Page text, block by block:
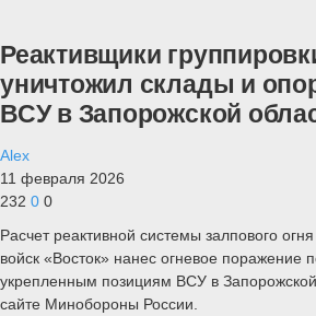
Реактивщики
уничтожил склады и
ВСУ в Запорожской
Alex
11 февраля 2026
232 0 0
Расчет реактивной системы залпового
войск «Восток» нанес огневое поражение
укрепленным позициям ВСУ в Запорожской
сайте Минобороны России.